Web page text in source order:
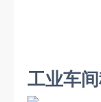
工业车